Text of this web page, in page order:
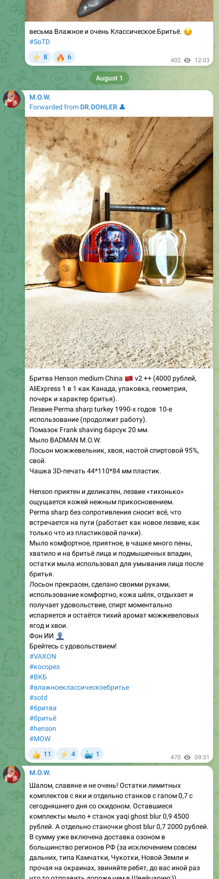
весьма Влажное и очень Классическое Бритьё.
😏
#SoTD
8 6 402 12:03
M.O.W.
Forwarded from DR.DOHLER 👤
Бритва Henson medium China
v2 ++ (4000 рублей,
AliExpress 1 в 1 как Канада, упаковка, геометрия,
почерк и характер бритья).
Лезвие Perma sharp turkey 1990-х годов 10-е
использование (продолжит работу).
Помазок Frank shaving барсук 20 мм.
Мыло BADMAN M.O.W.
Лосьон можжевельник, хвоя, настой спиртовой 95%,
свой.
Чашка 3D-печать 44*110*84 мм пластик.
Henson приятен и деликатен, лезвие «тихонько»
ощущается кожей нежным прикосновением.
Perma sharp без сопротивления сносит всё, что
встречается на пути (работает как новое лезвие, как
только что из пластиковой пачки).
Мыло комфортное, приятное, в чашке много пены,
хватило и на бритьё лица и подмышечных впадин,
остатки мыла использовал для умывания лица после
бритья.
Лосьон прекрасен, сделано своими руками,
использование комфортно, кожа шёлк, отдыхает и
получает удовольствие, спирт моментально
испаряется и остаётся тихий аромат можжевеловых
ягод и хвои.
Фон ИИ
Брейтесь с удовольствием!
#VAXON
#косорез
#ВКБ
#влажноеклассическоебритье
#sotd
#бритва
#бритьё
#henson
#MOW
11 4
🐳
1 470 09:31
August 1
M.O.W.
Шалом, славяне и не очень! Остатки лимитных
комплектов с яки и отдельно станков с гапом 0,7 с
сегодняшнего дня со скидоном. Оставшиеся
комплекты мыло + станок yaqi ghost blur 0,9 4500
рублей. А отдельно станочки ghost blur 0,7 2000 рублей.
В сумму уже включена доставка озоном в
большинство регионов РФ (за исключением совсем
дальних, типа Камчатки, Чукотки, Новой Земли и
прочая на окраинах, звиняйте ребят, до вас иной раз